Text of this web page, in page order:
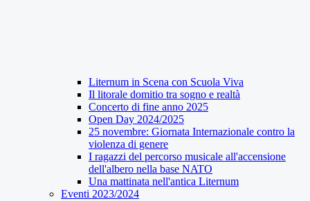
Liternum in Scena con Scuola Viva
Il litorale domitio tra sogno e realtà
Concerto di fine anno 2025
Open Day 2024/2025
25 novembre: Giornata Internazionale contro la
violenza di genere
I ragazzi del percorso musicale all'accensione
dell'albero nella base NATO
Una mattinata nell'antica Liternum
Eventi 2023/2024